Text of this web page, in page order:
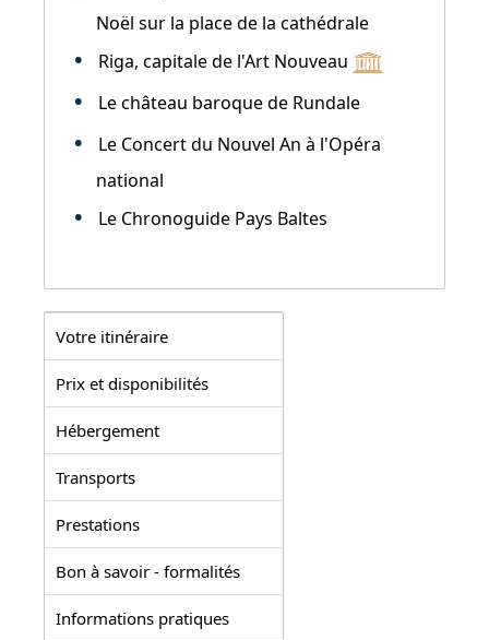
Noël sur la place de la cathédrale
Riga, capitale de l'Art Nouveau
Le château baroque de Rundale
Le Concert du Nouvel An à l'Opéra
national
Le Chronoguide Pays Baltes
Votre itinéraire
Prix et disponibilités
Hébergement
Transports
Prestations
Bon à savoir - formalités
Informations pratiques